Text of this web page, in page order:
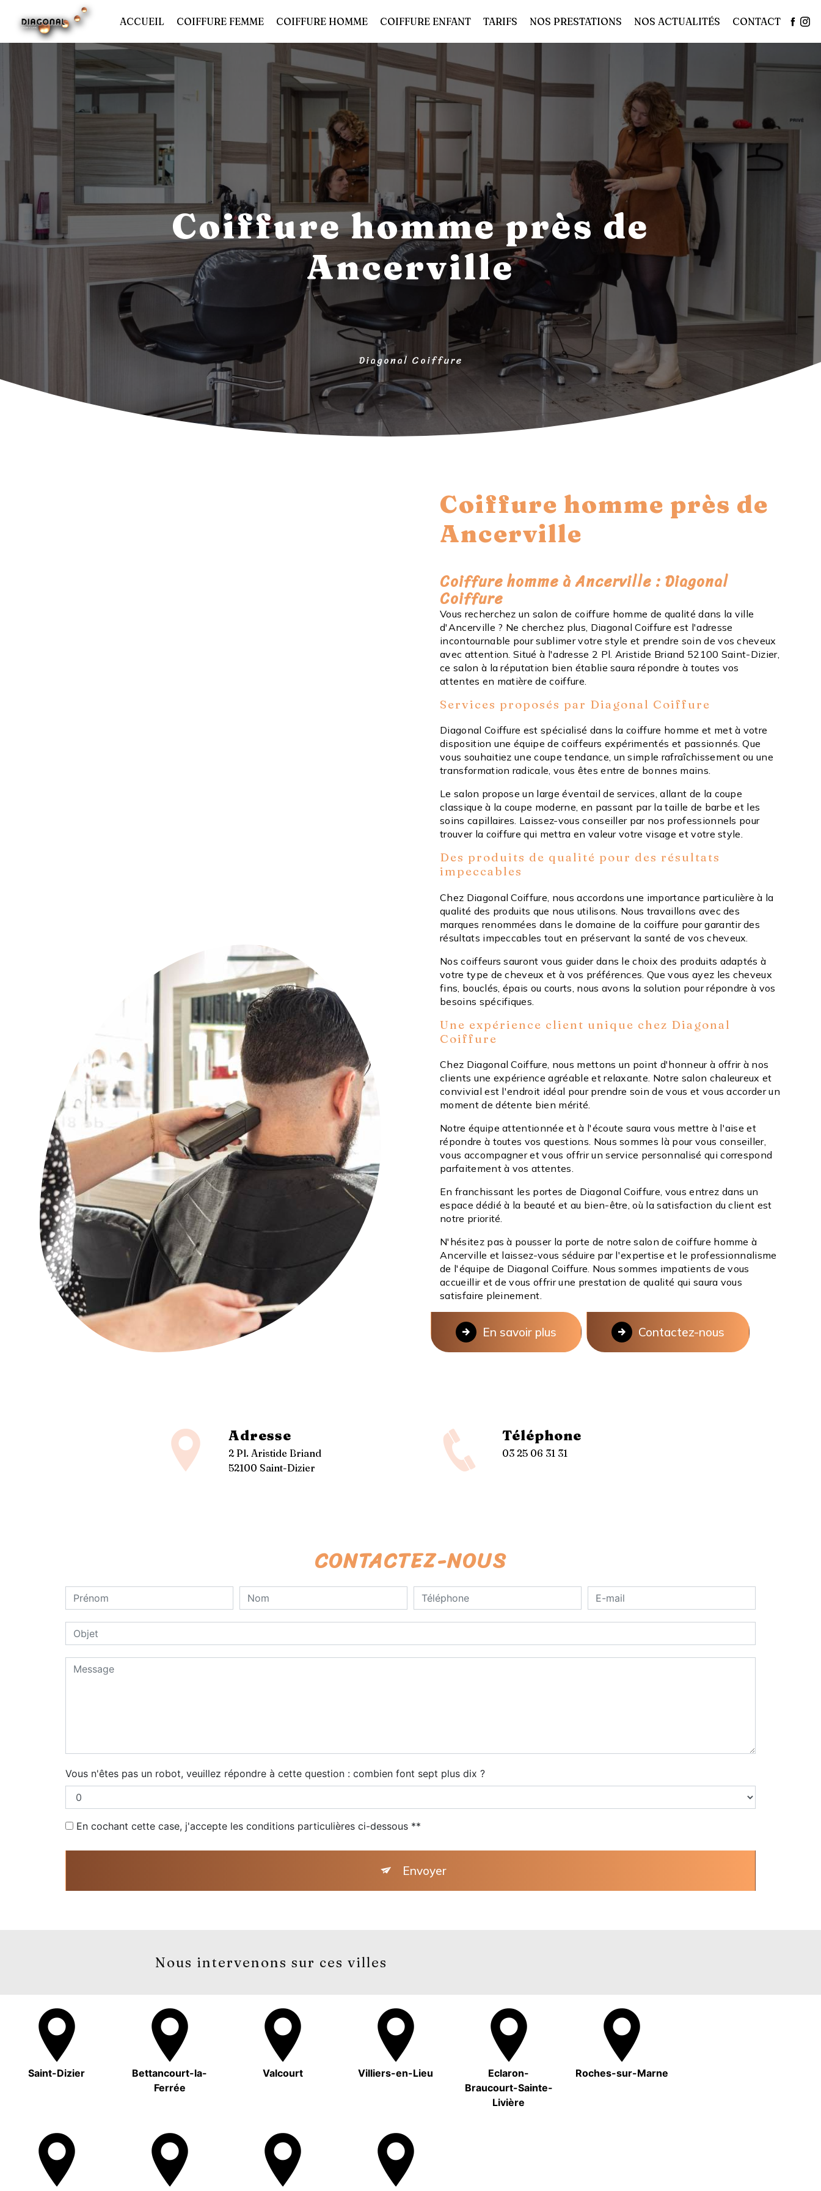
ACCUEIL COIFFURE FEMME COIFFURE HOMME COIFFURE ENFANT TARIFS NOS PRESTATIONS NOS ACTUALITÉS CONTACT
Coiffure homme près de
Ancerville
Diagonal Coiffure
Coiffure homme près de
Ancerville
Coiffure homme à Ancerville : Diagonal
Coiffure
Vous recherchez un salon de coiffure homme de qualité dans la ville
d'Ancerville ? Ne cherchez plus, Diagonal Coiffure est l'adresse
incontournable pour sublimer votre style et prendre soin de vos cheveux
avec attention. Situé à l'adresse 2 Pl. Aristide Briand 52100 Saint-Dizier,
ce salon à la réputation bien établie saura répondre à toutes vos
attentes en matière de coiffure.
Services proposés par Diagonal Coiffure
Diagonal Coiffure est spécialisé dans la coiffure homme et met à votre
disposition une équipe de coiffeurs expérimentés et passionnés. Que
vous souhaitiez une coupe tendance, un simple rafraîchissement ou une
transformation radicale, vous êtes entre de bonnes mains.
Le salon propose un large éventail de services, allant de la coupe
classique à la coupe moderne, en passant par la taille de barbe et les
soins capillaires. Laissez-vous conseiller par nos professionnels pour
trouver la coiffure qui mettra en valeur votre visage et votre style.
Des produits de qualité pour des résultats
impeccables
Chez Diagonal Coiffure, nous accordons une importance particulière à la
qualité des produits que nous utilisons. Nous travaillons avec des
marques renommées dans le domaine de la coiffure pour garantir des
résultats impeccables tout en préservant la santé de vos cheveux.
Nos coiffeurs sauront vous guider dans le choix des produits adaptés à
votre type de cheveux et à vos préférences. Que vous ayez les cheveux
fins, bouclés, épais ou courts, nous avons la solution pour répondre à vos
besoins spécifiques.
Une expérience client unique chez Diagonal
Coiffure
Chez Diagonal Coiffure, nous mettons un point d'honneur à offrir à nos
clients une expérience agréable et relaxante. Notre salon chaleureux et
convivial est l'endroit idéal pour prendre soin de vous et vous accorder un
moment de détente bien mérité.
Notre équipe attentionnée et à l'écoute saura vous mettre à l'aise et
répondre à toutes vos questions. Nous sommes là pour vous conseiller,
vous accompagner et vous offrir un service personnalisé qui correspond
parfaitement à vos attentes.
En franchissant les portes de Diagonal Coiffure, vous entrez dans un
espace dédié à la beauté et au bien-être, où la satisfaction du client est
notre priorité.
N'hésitez pas à pousser la porte de notre salon de coiffure homme à
Ancerville et laissez-vous séduire par l'expertise et le professionnalisme
de l'équipe de Diagonal Coiffure. Nous sommes impatients de vous
accueillir et de vous offrir une prestation de qualité qui saura vous
satisfaire pleinement.
En savoir plus Contactez-nous
Adresse
2 Pl. Aristide Briand
52100 Saint-Dizier
Téléphone
03 25 06 31 31
CONTACTEZ-NOUS
Vous n'êtes pas un robot, veuillez répondre à cette question : combien font sept plus dix ?
En cochant cette case, j'accepte les conditions particulières ci-dessous **
Envoyer
Nous intervenons sur ces villes
Saint-Dizier
Bettancourt-la-
Ferrée
Valcourt Villiers-en-Lieu
Eclaron-
Braucourt-Sainte-
Livière
Roches-sur-Marne
Panneau de gestion des cookies